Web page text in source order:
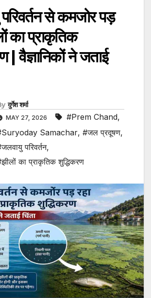
से कमजोर पड़
का प्राकृतिक
| वैज्ञानिकों ने जताई
दुर्गेश शर्मा
MAY 27, 2026 #Prem Chand,
Samachar, #जल प्रदूषण,
परिवर्तन,
का प्राकृतिक शुद्धिकरण